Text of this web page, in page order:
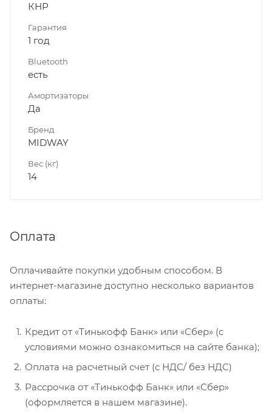
КНР
Гарантия
1 год
Bluetooth
есть
Амортизаторы
Да
Бренд
MIDWAY
Вес (кг)
14
Оплата
Оплачивайте покупки удобным способом. В
интернет-магазине доступно несколько вариантов
оплаты:
Кредит от «Тинькофф Банк» или «Сбер» (с
условиями можно ознакомиться на сайте банка);
Оплата на расчетный счет (с НДС/ без НДС)
Рассрочка от «Тинькофф Банк» или «Сбер»
(оформляется в нашем магазине).